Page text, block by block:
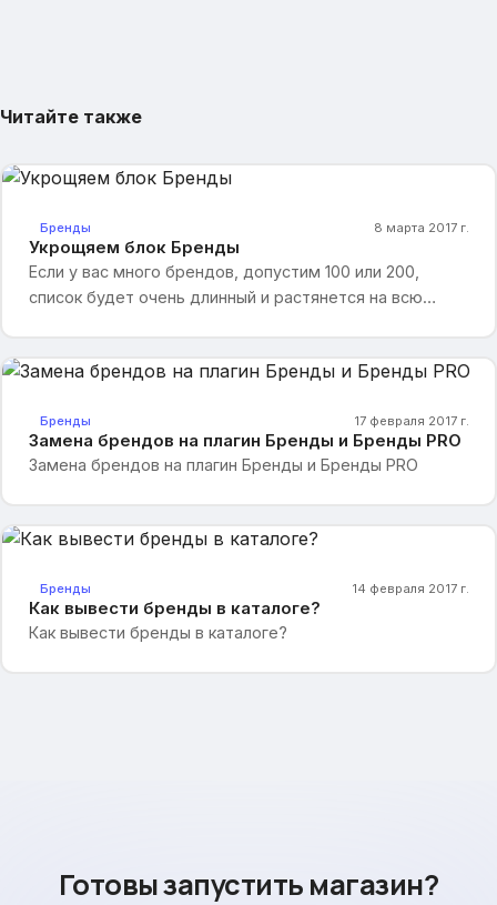
Читайте также
Бренды 8 марта 2017 г.
Укрощяем блок Бренды
Если у вас много брендов, допустим 100 или 200,
список будет очень длинный и растянется на всю
будет выглядеть
Бренды 17 февраля 2017 г.
Замена брендов на плагин Бренды и Бренды PRO
Замена брендов на плагин Бренды и Бренды PRO
Бренды 14 февраля 2017 г.
Как вывести бренды в каталоге?
Как вывести бренды в каталоге?
Готовы запустить магазин?